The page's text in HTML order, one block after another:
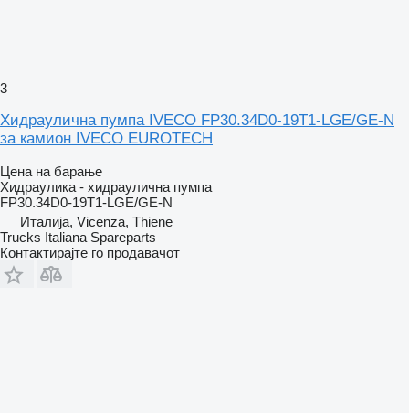
3
Хидраулична пумпа IVECO FP30.34D0-19T1-LGE/GE-N
за камион IVECO EUROTECH
Цена на барање
Хидраулика - хидраулична пумпа
FP30.34D0-19T1-LGE/GE-N
Италија, Vicenza, Thiene
Trucks Italiana Spareparts
Контактирајте го продавачот